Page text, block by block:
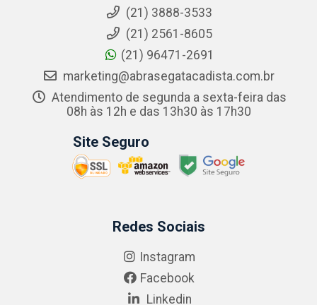
(21) 3888-3533
(21) 2561-8605
(21) 96471-2691
marketing@abrasegatacadista.com.br
Atendimento de segunda a sexta-feira das
08h às 12h e das 13h30 às 17h30
Site Seguro
Redes Sociais
Instagram
Facebook
Linkedin